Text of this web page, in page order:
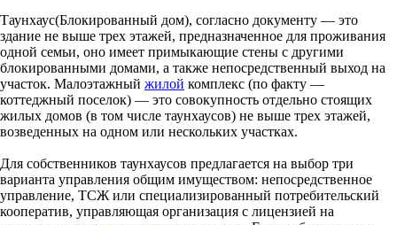
Таунхаус(Блокированный дом), согласно документу — это
здание не выше трех этажей, предназначенное для проживания
одной семьи, оно имеет примыкающие стены с другими
блокированными домами, а также непосредственный выход на
участок. Малоэтажный жилой комплекс (по факту —
коттеджный поселок) — это совокупность отдельно стоящих
жилых домов (в том числе таунхаусов) не выше трех этажей,
возведенных на одном или нескольких участках.
Для собственников таунхаусов предлагается на выбор три
варианта управления общим имуществом: непосредственное
управление, ТСЖ или специализированный потребительский
кооператив, управляющая организация с лицензией на